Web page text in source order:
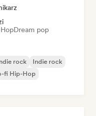
Dream pop
rock
Indie rock
fi Hip-Hop